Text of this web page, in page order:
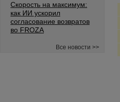
Скорость на максимум:
как ИИ ускорил
согласование возвратов
во FROZA
Все новости >>